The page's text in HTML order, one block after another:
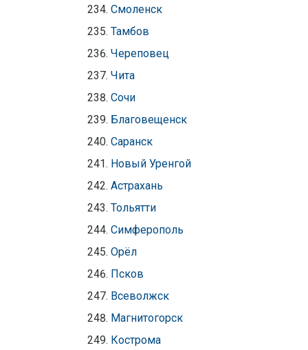
Смоленск
Тамбов
Череповец
Чита
Сочи
Благовещенск
Саранск
Новый Уренгой
Астрахань
Тольятти
Симферополь
Орёл
Псков
Всеволжск
Магнитогорск
Кострома